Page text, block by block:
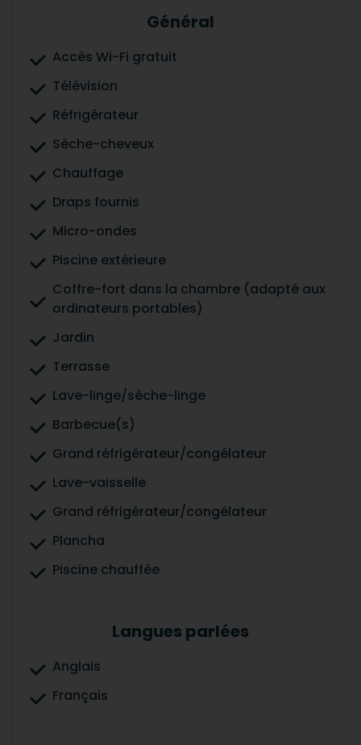
Général
Accès Wi-Fi gratuit
Télévision
Réfrigérateur
Sèche-cheveux
Chauffage
Draps fournis
Micro-ondes
Piscine extérieure
Coffre-fort dans la chambre (adapté aux
ordinateurs portables)
Jardin
Terrasse
Lave-linge/sèche-linge
Barbecue(s)
Grand réfrigérateur/congélateur
Lave-vaisselle
Grand réfrigérateur/congélateur
Plancha
Piscine chauffée
Langues parlées
Anglais
Français